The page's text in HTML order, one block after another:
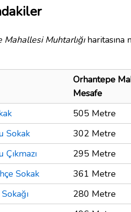
Mahallesi Muhtarlığıharitasına
Orhantepe
Mesafe
505 Metre
Sokak
302 Metre
Çıkmazı
295 Metre
Sokak
361 Metre
280 Metre